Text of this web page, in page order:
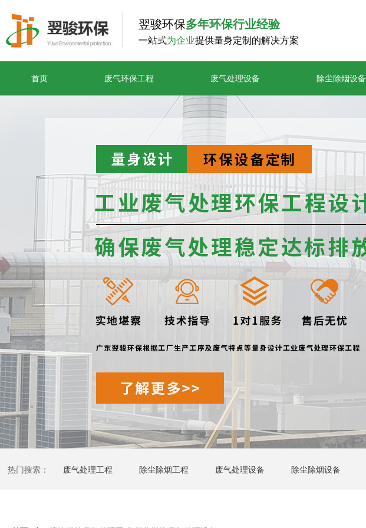
首页 废气环保工程 废气处理设备 除尘除烟设备
翌骏环保多年环保行业经验
一站式为企业提供量身定制的解决方案
热门搜索： 废气处理工程 除尘除烟工程 废气处理设备 除尘除烟设备